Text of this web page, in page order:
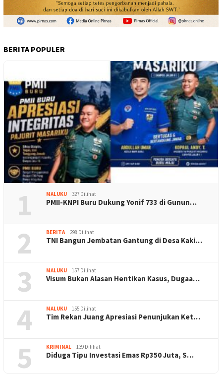
BERITA POPULER
1 MALUKU 327 Dilihat
PMII-KNPI Buru Dukung Yonif 733 di Gunun…
2 BERITA 298 Dilihat
TNI Bangun Jembatan Gantung di Desa Kaki…
3 MALUKU 157 Dilihat
Visum Bukan Alasan Hentikan Kasus, Dugaa…
4 MALUKU 155 Dilihat
Tim Rekan Juang Apresiasi Penunjukan Ket…
5 KRIMINAL 139 Dilihat
Diduga Tipu Investasi Emas Rp350 Juta, S…